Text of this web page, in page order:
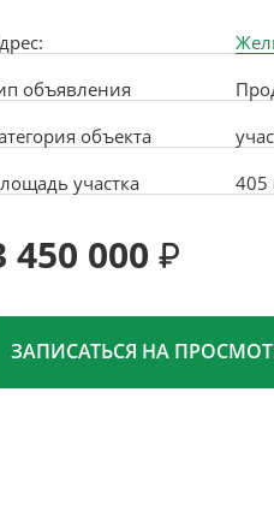
объявления
объекта
участка
405
450 000
ЗАПИСАТЬСЯ НА